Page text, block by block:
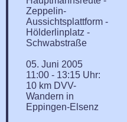
Zeppelin-
Aussichtsplattform -
Hölderlinplatz -
Schwabstraße
05. Juni 2005
11:00 - 13:15 Uhr:
10 km DVV-
Wandern in
Eppingen-Elsenz